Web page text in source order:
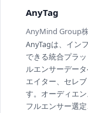
AnyTag
AnyMind Group
AnyTagは、イン
できる統合プラ
ルエンサーデー
エイター、セレ
す。オーディエ
フルエンサー選